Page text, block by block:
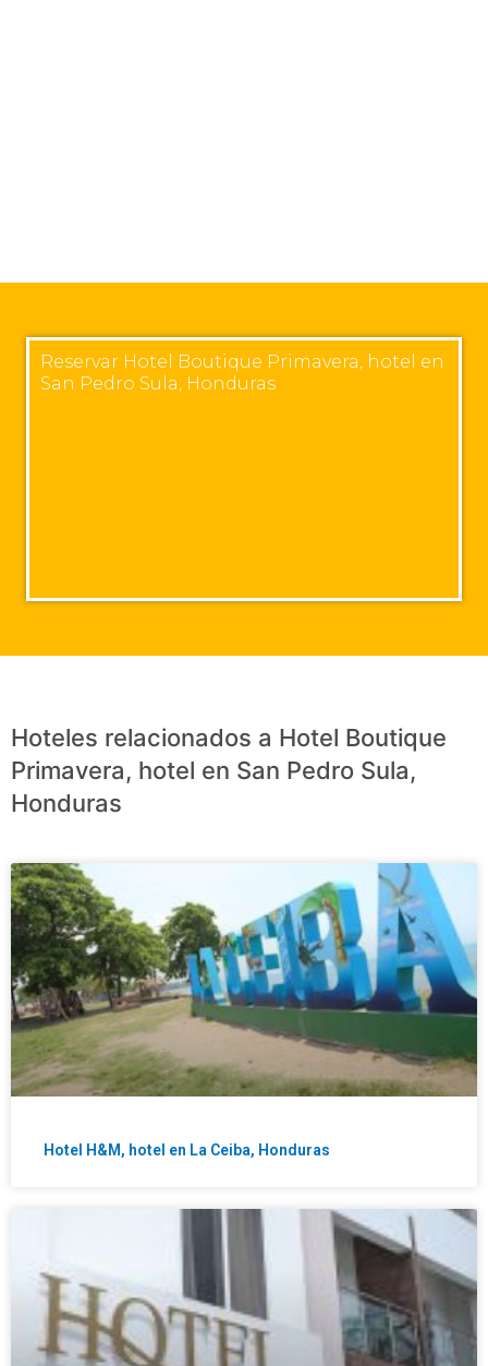
Reservar Hotel Boutique Primavera, hotel en
San Pedro Sula, Honduras
Hoteles relacionados a Hotel Boutique
Primavera, hotel en San Pedro Sula,
Honduras
Hotel H&M, hotel en La Ceiba, Honduras